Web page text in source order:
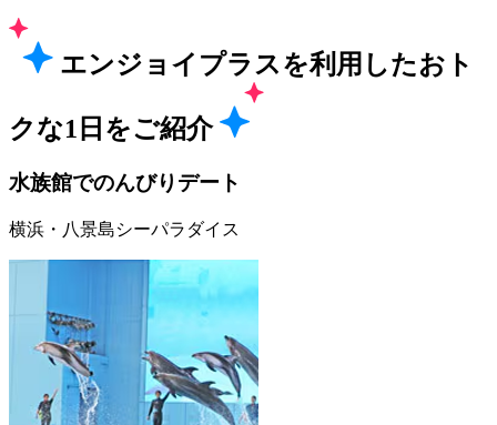
エンジョイプラスを利用したおト
クな1日をご紹介
水族館でのんびりデート
横浜・八景島シーパラダイス